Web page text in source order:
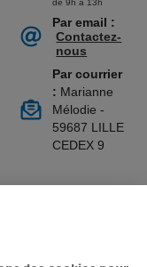
de 9h à 13h
Par email :
Contactez-
nous
Par courrier
: Marianne
Mélodie -
59687 LILLE
CEDEX 9